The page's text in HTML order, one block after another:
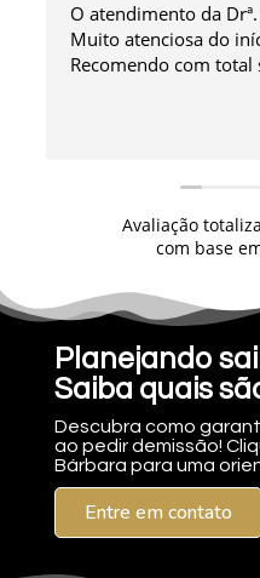
O atendimento da
Muito atenciosa do
Recomendo com total
Avaliação
com base
Planejando
Saiba quais
Descubra como
ao pedir demissão!
Bárbara para uma
Entre em contato